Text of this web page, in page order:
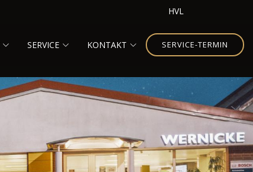
HVL
SERVICE KONTAKT SERVICE-TERMIN